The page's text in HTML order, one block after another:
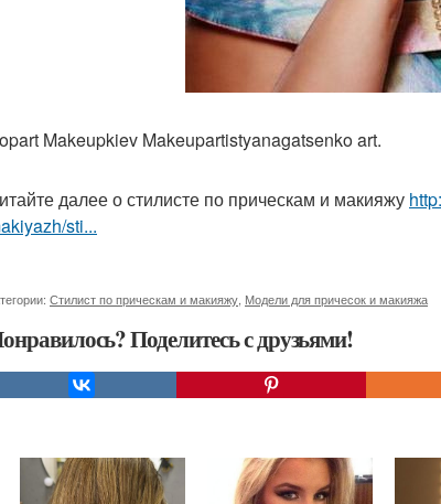
Makeupkiev Makeupartistyanagatsenko art.
далее о стилисте по прическам и макияжу
sti...
Стилист по прическам и макияжу Модели для причесок и макияжа
Поделитесь с друзьями!